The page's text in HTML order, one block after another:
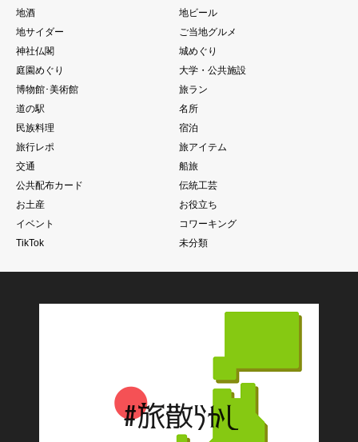
地酒
地ビール
地サイダー
ご当地グルメ
神社仏閣
城めぐり
庭園めぐり
大学・公共施設
博物館･美術館
旅ラン
道の駅
名所
民族料理
宿泊
旅行レポ
旅アイテム
交通
船旅
公共配布カード
伝統工芸
お土産
お役立ち
イベント
コワーキング
TikTok
未分類